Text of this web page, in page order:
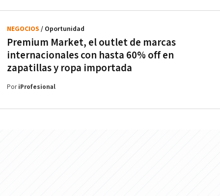
Premium Market, el outlet de marcas
internacionales con hasta 60% off en
zapatillas y ropa importada
NEGOCIOS / Oportunidad
PoriProfesional